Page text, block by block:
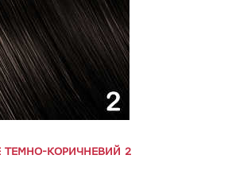
ТЕМНО-КОРИЧНЕВИЙ 2